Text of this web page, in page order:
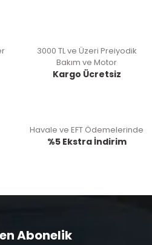
3000 TL ve Üzeri Preiyodik
Bakım ve Motor
Kargo Ücretsiz
Havale ve EFT Ödemelerinde
%5 Ekstra İndirim
Abonelik